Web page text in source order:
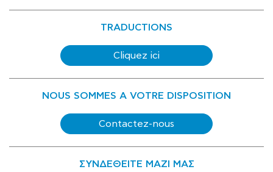
TRADUCTIONS
Cliquez ici
NOUS SOMMES A VOTRE DISPOSITION
Contactez-nous
ΣΥΝΔΕΘΕΙΤΕ ΜΑΖΙ ΜΑΣ